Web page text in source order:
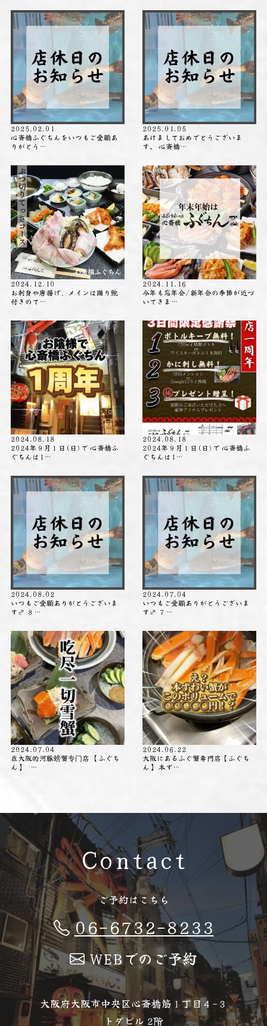
2025.02.01
心斎橋ふぐちんをいつもご愛顧あ
りがとう…
2025.01.05
あけましておめでとうございま
す。 心斎橋…
2024.12.10
お刺身や唐揚げ、メインは踊り鮑
付きのて…
2024.11.16
今年も忘年会/新年会の季節が近づ
いてきま…
2024.08.18
2024年９月１日(日)で 心斎橋ふ
ぐちんは1…
2024.08.18
2024年９月１日(日)で 心斎橋ふ
ぐちんは1…
2024.08.02
いつもご愛顧ありがとうございま
す‍♂️ ８…
2024.07.04
いつもご愛顧ありがとうございま
す‍♂️ ７…
2024.07.04
在大阪的河豚螃蟹专门店 【ふぐち
ん】 …
2024.06.22
大阪にあるふぐ蟹専門店【ふぐち
ん】 本ず…
Contact
ご予約はこちら
06-6732-8233
WEBでのご予約
大阪府大阪市中央区心斎橋筋１丁目４−３
トダビル 2階